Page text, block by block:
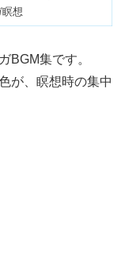
瞑想
BGM集です。
が、瞑想時の集中